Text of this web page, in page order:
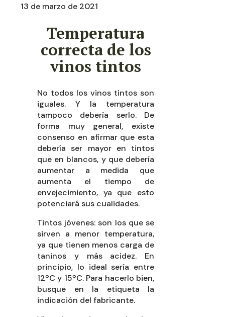
13 de marzo de 2021
Temperatura
correcta de los
vinos tintos
No todos los vinos tintos son
iguales. Y la temperatura
tampoco debería serlo. De
forma muy general, existe
consenso en afirmar que esta
debería ser mayor en tintos
que en blancos, y que debería
aumentar a medida que
aumenta el tiempo de
envejecimiento, ya que esto
potenciará sus cualidades.
Tintos jóvenes: son los que se
sirven a menor temperatura,
ya que tienen menos carga de
taninos y más acidez. En
principio, lo ideal sería entre
12ºC y 15ºC. Para hacerlo bien,
busque en la etiqueta la
indicación del fabricante.